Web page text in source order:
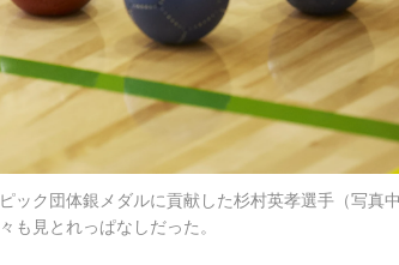
ック団体銀メダルに貢献した杉村英孝選手（写真
見とれっぱなしだった。